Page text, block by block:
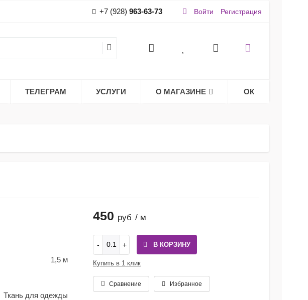
+7 (928) 963-63-73 Войти Регистрация
ТЕЛЕГРАМ УСЛУГИ О МАГАЗИНЕ ОК
1,5 м
Ткань для одежды
450 руб / м
В КОРЗИНУ
Купить в 1 клик
Сравнение Избранное